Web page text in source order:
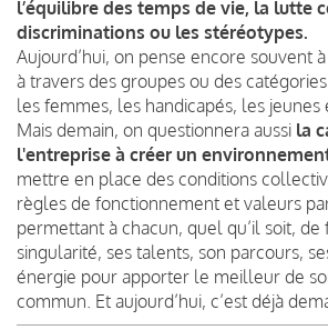
l’équilibre des temps de vie, la lutte
discriminations ou les stéréotypes.
Aujourd’hui, on pense encore souvent
à travers des groupes ou des
les femmes, les handicapés, les jeunes
Mais demain, on questionnera aussi la
l'entreprise à créer un
mettre en place des conditions
règles de fonctionnement et valeurs
permettant à chacun, quel qu’il soit, de
singularité, ses talents, son parcours,
énergie pour apporter le meilleur de
commun. Et aujourd’hui, c’est déjà